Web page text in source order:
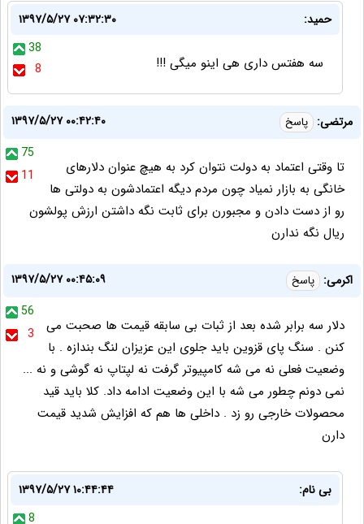
حمید:
۱۳۹۷/۵/۲۷ ۰۷:۳۲:۳۰
38
8
سه هفتس داری هی اینو میگی !!!
مرتضی: پاسخ
۱۳۹۷/۵/۲۷ ۰۰:۴۲:۴۰
75
11
تا وقتی اعتماد به دولت نتوان کرد به هیچ عنوان دلارهای
خانگی به بازار نمیاد چون مردم دیگه اعتمادشون به دولتی ها
رو از دست دادن و مجبورن برای ثابت نگه داشتن ارزش پولشون
ریال نگه ندارن
اکرمی: پاسخ
۱۳۹۷/۵/۲۷ ۰۰:۴۵:۰۹
56
3
دلار سه برابر شده بعد از ثبات بی سابقه قیمت ها صحبت می
کنن . سنگ پای قزوین باید جلوی این عزیزان لنگ بندازه . با
وضعیت فعلی نه می شه کامپیوتر گرفت نه لپتاپ نه گوشی و نه ...
نمی دونم چطور می شه با این وضعیت ادامه داد. کلا باید قید
محصولات خارجی رو زد . داخلی ها هم که افزایش شدید قیمت
دارن
بی نام:
۱۳۹۷/۵/۲۷ ۱۰:۴۴:۴۴
8